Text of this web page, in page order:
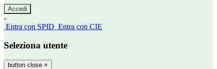
-
Entra con SPID Entra con CIE
Seleziona utente
button close ×